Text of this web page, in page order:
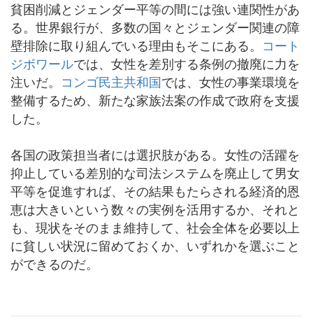
貧困削減とジェンダー平等の間には強い連関性があ
る。世界銀行が、多数の国々とジェンダー関連の障
壁排除に取り組んでいる理由もそこにある。 コート
ジボワールでは、女性を差別する条例の撤廃に力を
注いだ。 コンゴ民主共和国では、女性の事業環境を
整備するため、新たな家族法案の作成で政府を支援
した。
各国の政策担当者には選択肢がある。女性の活躍を
抑止している差別的な司法システムを廃止して男女
平等を促進すれば、その結果もたらされる経済的恩
恵は大きいという数々の実例を活用するか、それと
も、現状をそのまま維持して、社会全体を必要以上
に貧しい状況に留めておくか、いずれかを選ぶこと
ができるのだ。